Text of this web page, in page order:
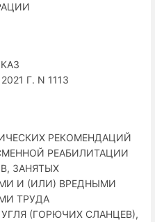
Г. N 1113
РЕКОМЕНДАЦИЙ
РЕАБИЛИТАЦИИ
ЗАНЯТЫХ
И (ИЛИ) ВРЕДНЫМИ
ТРУДА
(ГОРЮЧИХ СЛАНЦЕВ),